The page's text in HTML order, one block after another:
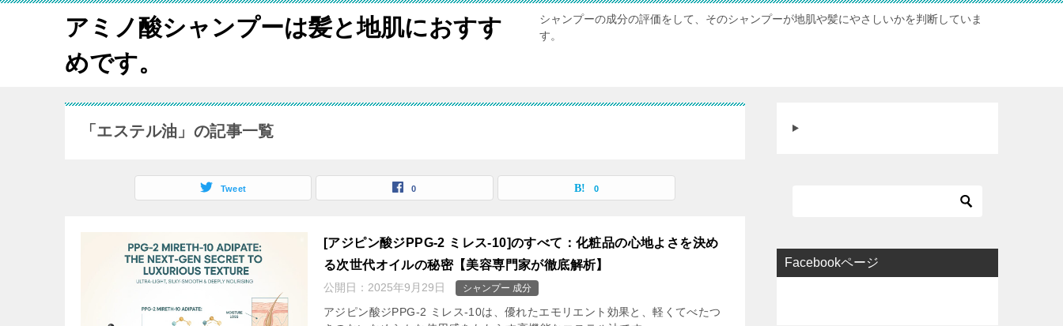
アミノ酸シャンプーは髪と地肌におすす
めです。
シャンプーの成分の評価をして、そのシャンプーが地肌や髪にやさしいかを判断していま
す。
「エステル油」の記事一覧
Tweet 0 0
[アジピン酸ジPPG-2 ミレス-10]のすべて：化粧品の心地よさを決め
る次世代オイルの秘密【美容専門家が徹底解析】
公開日： 2025年9月29日 シャンプー 成分
アジピン酸ジPPG-2 ミレス-10は、優れたエモリエント効果と、軽くてべたつ
Facebookページ